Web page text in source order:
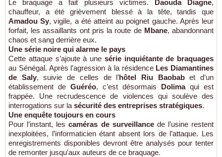
Le braquage a fait plusieurs victimes. Daouda Diagne,
chauffeur, a été grièvement blessé à la tête, tandis que
Amadou Sy, vigile, a été atteint au poignet gauche. Après leur
forfait, les assaillants ont pris la route de Mbane, abandonnant
chaos et sang derrière eux.
Une série noire qui alarme le pays
Cette attaque s’ajoute à une série inquiétante de braquages
au Sénégal. Après l’agression à la résidence Les Diamantines
de Saly, suivie de celles de l’hôtel Riu Baobabet d’un
établissement de Guéréo, c’est désormais Dolimaqui est
frappée. Une recrudescence de violences qui soulève des
interrogations sur la sécurité des entreprises stratégiques.
Une enquête toujours en cours
Pour l’instant, lescaméras de surveillancede l’usine restent
inexploitées, l’informaticien étant absent lors de l’attaque. Les
enregistrements disponibles devront être analysés pour tenter
de remonter jusqu’aux auteurs de ce braquage.